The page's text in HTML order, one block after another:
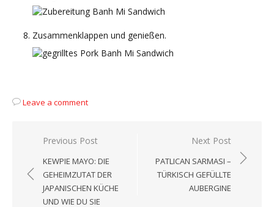
Zusammenklappen und genießen.
Leave a comment
Beitragsnavigation
Previous Post
KEWPIE MAYO: DIE
GEHEIMZUTAT DER
JAPANISCHEN KÜCHE
UND WIE DU SIE
Next Post
PATLICAN SARMASI –
TÜRKISCH GEFÜLLTE
AUBERGINE